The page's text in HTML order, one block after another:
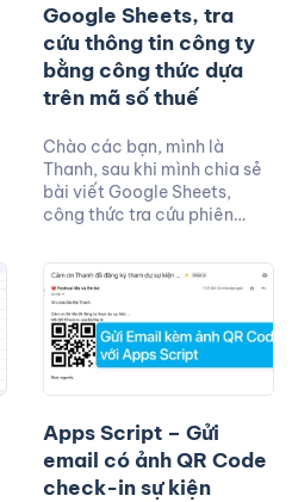
Google Sheets, tra
cứu thông tin công ty
bằng công thức dựa
trên mã số thuế
Chào các bạn, mình là
Thanh, sau khi mình chia sẻ
bài viết Google Sheets,
công thức tra cứu phiên…
Apps Script – Gửi
email có ảnh QR Code
check-in sự kiện